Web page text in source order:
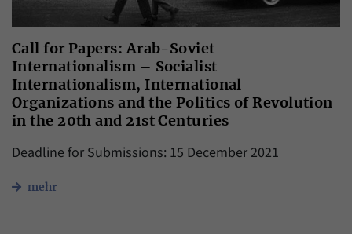
Call for Papers: Arab-Soviet
Internationalism – Socialist
Internationalism, International
Organizations and the Politics of Revolution
in the 20th and 21st Centuries
Deadline for Submissions: 15 December 2021
mehr